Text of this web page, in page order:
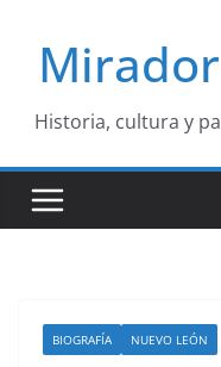
contenido
Historia, cultura y
BIOGRAFÍA NUEVO LEÓN